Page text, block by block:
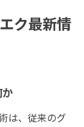
ク最新情
か
は、従来のグ